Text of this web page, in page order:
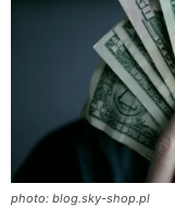
photo: blog.sky-shop.pl